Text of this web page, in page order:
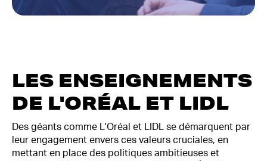
LES ENSEIGNEMENTS
DE L'ORÉAL ET LIDL
Des géants comme L'Oréal et LIDL se démarquent par
leur engagement envers ces valeurs cruciales, en
mettant en place des politiques ambitieuses et